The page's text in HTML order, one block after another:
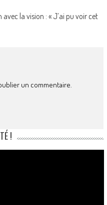
la vision : « J’ai pu voir cet
un commentaire.
!